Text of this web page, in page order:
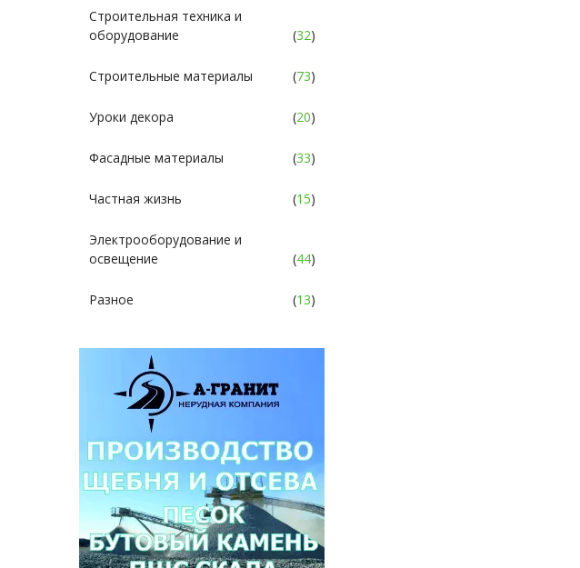
Строительная техника и
оборудование
(32)
Строительные материалы (73)
Уроки декора (20)
Фасадные материалы (33)
Частная жизнь (15)
Электрооборудование и
освещение
(44)
Разное (13)